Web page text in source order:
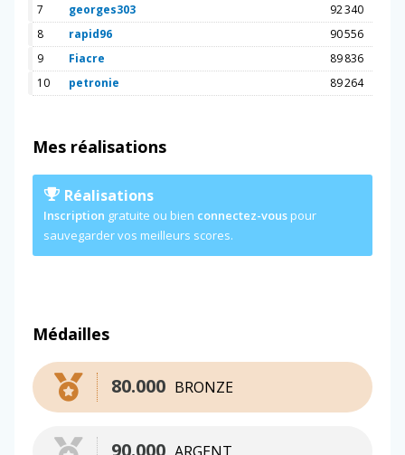
7
georges303
92 340
8
rapid96
90 556
9
Fiacre
89 836
10
petronie 89 264
Mes réalisations
Réalisations
Inscription gratuite ou bien connectez-vous pour
sauvegarder vos meilleurs scores.
Médailles
BRONZE
80.000
90.000